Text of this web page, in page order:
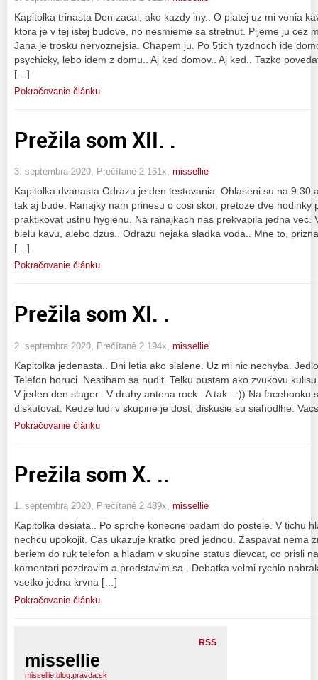
Kapitolka trinasta Den zacal, ako kazdy iny.. O piatej uz mi vonia
ktora je v tej istej budove, no nesmieme sa stretnut. Pijeme ju cez
Jana je trosku nervoznejsia. Chapem ju. Po 5tich tyzdnoch ide
psychicky, lebo idem z domu.. Aj ked domov.. Aj ked.. Tazko
[…]
Pokračovanie článku
Prežila som XII. .
3. septembra 2020, Prečítané 2 161x, missellie
Kapitolka dvanasta Odrazu je den testovania. Ohlaseni su na 9:30
tak aj bude. Ranajky nam prinesu o cosi skor, pretoze dve hodinky
praktikovat ustnu hygienu. Na ranajkach nas prekvapila jedna vec.
bielu kavu, alebo dzus.. Odrazu nejaka sladka voda.. Mne to,
[…]
Pokračovanie článku
Prežila som XI. .
2. septembra 2020, Prečítané 2 194x, missellie
Kapitolka jedenasta.. Dni letia ako sialene. Uz mi nic nechyba.
Telefon horuci. Nestiham sa nudit. Telku pustam ako zvukovu
V jeden den slager.. V druhy antena rock.. A tak.. :)) Na facebooku
diskutovat. Kedze ludi v skupine je dost, diskusie su siahodlhe.
Pokračovanie článku
Prežila som X. ..
1. septembra 2020, Prečítané 2 489x, missellie
Kapitolka desiata.. Po sprche konecne padam do postele. V tichu
nechcu upokojit. Cas ukazuje kratko pred jednou. Zaspavat nema
beriem do ruk telefon a hladam v skupine status dievcat, co prisli
komentari pozdravim a predstavim sa.. Debatka velmi rychlo
vsetko jedna krvna […]
Pokračovanie článku
RSS
missellie
missellie.blog.pravda.sk